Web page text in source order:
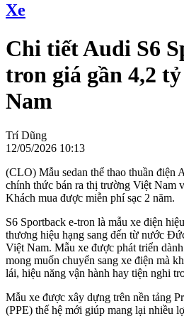
Xe
Chi tiết Audi S6
tron giá gần 4,2
Nam
Trí Dũng
12/05/2026 10:13
(CLO) Mẫu sedan thể thao thuần điện
chính thức bán ra thị trường Việt Nam
Khách mua được miễn phí sạc 2 năm.
S6 Sportback e-tron là mẫu xe điện
thương hiệu hạng sang đến từ nước
Việt Nam. Mẫu xe được phát triển
mong muốn chuyển sang xe điện mà
lái, hiệu năng vận hành hay tiện nghi
Mẫu xe được xây dựng trên nền tảng
(PPE) thế hệ mới giúp mang lại nhiều